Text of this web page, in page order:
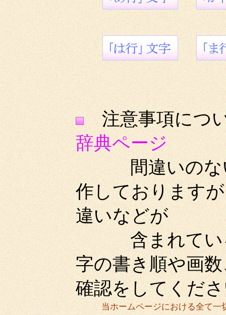
注意事項
辞典ページ
間違いのない
作しております
違いなどが
含まれている
字の書き順や画
確認をしてくだ
当ホームページにおける全て